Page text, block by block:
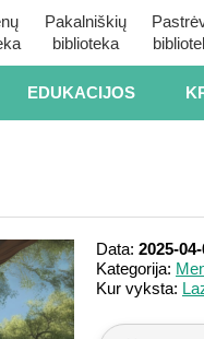
Pakalniškių
biblioteka
EDUKACIJOS
Data: 2025-
Kategorija:
Kur vyksta: